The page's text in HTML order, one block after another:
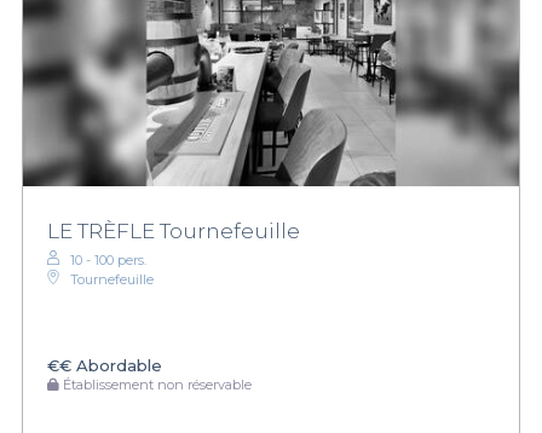
LE TRÈFLE Tournefeuille
10 - 100 pers.
Tournefeuille
€€ Abordable
Établissement non réservable